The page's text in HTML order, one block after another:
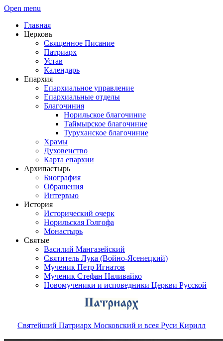
Open menu
Главная
Церковь
Священное Писание
Патриарх
Устав
Календарь
Епархия
Епархиальное управление
Епархиальные отделы
Благочиния
Норильское благочиние
Таймырское благочиние
Туруханское благочиние
Храмы
Духовенство
Карта епархии
Архипастырь
Биография
Обращения
Интервью
История
Исторический очерк
Норильская Голгофа
Монастырь
Святые
Василий Мангазейский
Святитель Лука (Войно-Ясенецкий)
Мученик Петр Игнатов
Мученик Стефан Наливайко
Новомученики и исповедники Церкви Русской
Святейший Патриарх Московский и всея Руси Кирилл